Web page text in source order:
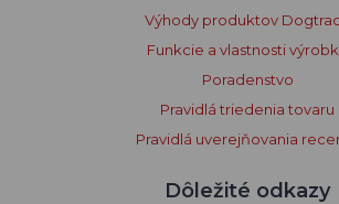
Výhody produktov
Funkcie a vlastnosti
Poradenstvo
Pravidlá triedenia tovaru
Pravidlá uverejňovania
Dôležité odkazy